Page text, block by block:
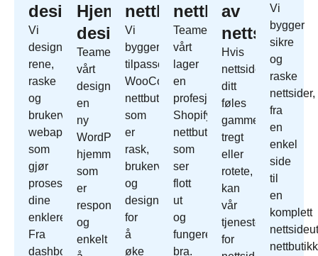
design
Vi
designer
rene,
raske
og
brukervennlige
webapper
som
gjør
prosessene
dine
enklere.
Fra
dashbord
Hjemmeside
design
Teamet
vårt
designer
en
ny
WordPress
hjemmeside
som
er
responsivt
og
enkelt
nettbutikk
Vi
bygger
tilpassede
WooCommerce
nettbutikk
som
er
rask,
brukervennlig
og
designet
for
å
øke
nettbutikk
Teamet
vårt
lager
en
profesjonell
Shopify
nettbutikk
som
ser
flott
ut
og
fungerer
bra.
av
nettside
Hvis
nettside
ditt
føles
gammelt,
tregt
eller
rotete,
kan
vår
tjeneste
for
Vi
bygger
sikre
og
raske
nettsider,
fra
en
enkel
side
til
en
komplett